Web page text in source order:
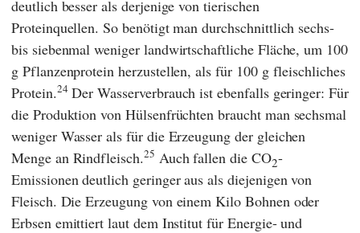
deutlich besser als derjenige von tierischen
Proteinquellen. So benötigt man durchschnittlich sechs-
bis siebenmal weniger landwirtschaftliche Fläche, um 100
g Pflanzenprotein herzustellen, als für 100 g fleischliches
Protein.24 Der Wasserverbrauch ist ebenfalls geringer: Für
die Produktion von Hülsenfrüchten braucht man sechsmal
weniger Wasser als für die Erzeugung der gleichen
Menge an Rindfleisch.25 Auch fallen die CO2-
Emissionen deutlich geringer aus als diejenigen von
Fleisch. Die Erzeugung von einem Kilo Bohnen oder
Erbsen emittiert laut demInstitut für Energie- und